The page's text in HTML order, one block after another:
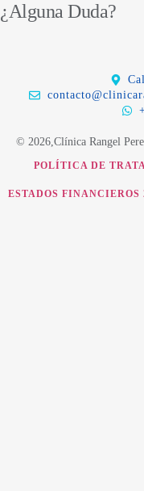
¿Alguna Duda?
© 2026,Clínica Rangel
POLÍTICA DE
ESTADOS FINANCIEROS